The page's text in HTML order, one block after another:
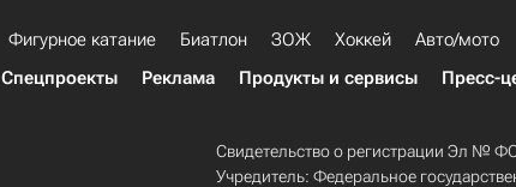
Фигурное катание Биатлон ЗОЖ Хоккей Авто/мото
Спецпроекты
Реклама Продукты и сервисы Пресс-
Свидетельство о регистрации Эл №
Учредитель: Федеральное